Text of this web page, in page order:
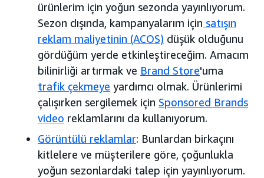
ürünlerim için yoğun sezonda yayınlıyorum.
Sezon dışında, kampanyalarım için satışın
reklam maliyetinin (ACOS) düşük olduğunu
gördüğüm yerde etkinleştireceğim. Amacım
bilinirliği artırmak ve Brand Store'uma
trafik çekmeye yardımcı olmak. Ürünlerimi
çalışırken sergilemek için Sponsored Brands
video reklamlarını da kullanıyorum.
Görüntülü reklamlar: Bunlardan birkaçını
kitlelere ve müşterilere göre, çoğunlukla
yoğun sezonlardaki talep için yayınlıyorum.